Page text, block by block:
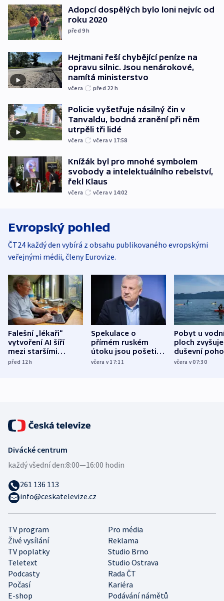
Adopcí dospělých bylo loni nejvíc od
roku 2020
před 9h
Hejtmani řeší chybějící peníze na
opravu silnic. Jsou nenárokové,
namítá ministerstvo
včera před 22 h
Policie vyšetřuje násilný čin v
Tanvaldu, bodná zranění při něm
utrpěli tři lidé
včera včera v 17:58
Knížák byl pro mnohé symbolem
svobody a intelektuálního rebelství,
řekl Klaus
včera včera v 14:02
Evropský pohled
ČT24 každý den vybírá z obsahu publikovaného evropskými
veřejnými médii, členy Eurovize.
Falešní „lékaři“
vytvoření AI šíří
mezi staršími
Poláky nebezpečné
před 12h
Spekulace o
přímém ruském
útoku jsou pošetilé,
míní estonský
včera v 17:11
Pobyt u
ploch zvyšuje
duševní
ukázala
včera v 07:30
TV program
Pro média
Živé vysílání
Reklama
TV poplatky
Studio Brno
Teletext
Studio Ostrava
Podcasty
Rada ČT
Počasí
Kariéra
E-shop
Podávání námětů
Divácké centrum
každý všední den:8:00—16:00 hodin
261 136 113
info@ceskatelevize.cz